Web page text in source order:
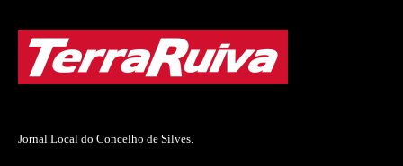
Jornal Local do Concelho de Silves.